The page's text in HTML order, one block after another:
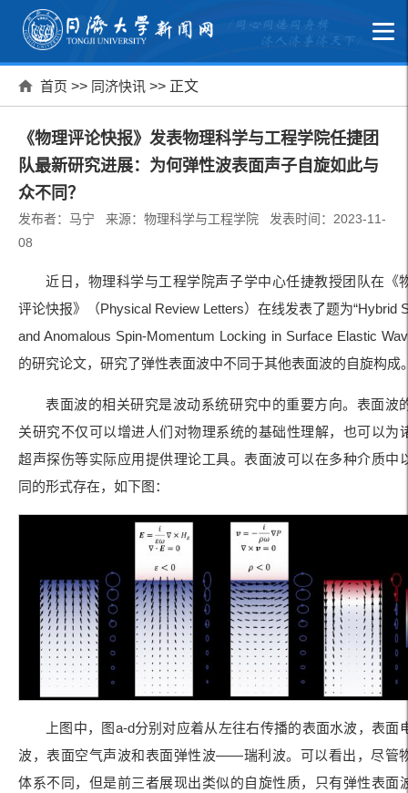
首页 >> 同济快讯 >> 正文
《物理评论快报》发表物理科学与工程学院任捷团
队最新研究进展：为何弹性波表面声子自旋如此与
众不同？
发布者：马宁 来源：物理科学与工程学院 发表时间：2023-11-
08
近日，物理科学与工程学院声子学中心任捷教授团队在《
评论快报》（Physical Review Letters）在线发表了题为“Hybrid
and Anomalous Spin-Momentum Locking in Surface Elastic
的研究论文，研究了弹性表面波中不同于其他表面波的自旋构成
表面波的相关研究是波动系统研究中的重要方向。表面波
关研究不仅可以增进人们对物理系统的基础性理解，也可以为
超声探伤等实际应用提供理论工具。表面波可以在多种介质中
同的形式存在，如下图：
上图中，图a-d分别对应着从左往右传播的表面水波，表面
波，表面空气声波和表面弹性波——瑞利波。可以看出，尽管
体系不同，但是前三者展现出类似的自旋性质，只有弹性表面